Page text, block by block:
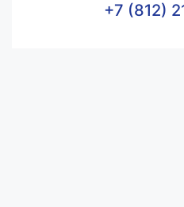
+7 (812)